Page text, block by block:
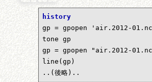
history
gp = gpopen 'air.2012-
tone gp
gp = gpopen "air.2012-
line(gp)
..(後略)..